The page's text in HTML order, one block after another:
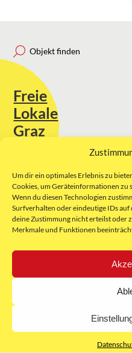
Um dir ein optimales Erlebnis zu
Cookies, um Geräteinformationen
Wenn du diesen Technologien
Surfverhalten oder eindeutige IDs
deine Zustimmung nicht erteilst oder
Merkmale und Funktionen
Objekt finden
Freie
Lokale
Graz
Sie erreichen uns unter:
kontakt@freielokale-graz.at
Website by Rubikon Werbeagentur
GmbH
E-Mail